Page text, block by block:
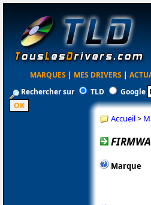
MARQUES | MES DRIVERS |
Rechercher sur
TLD Google
Accueil>
Marque